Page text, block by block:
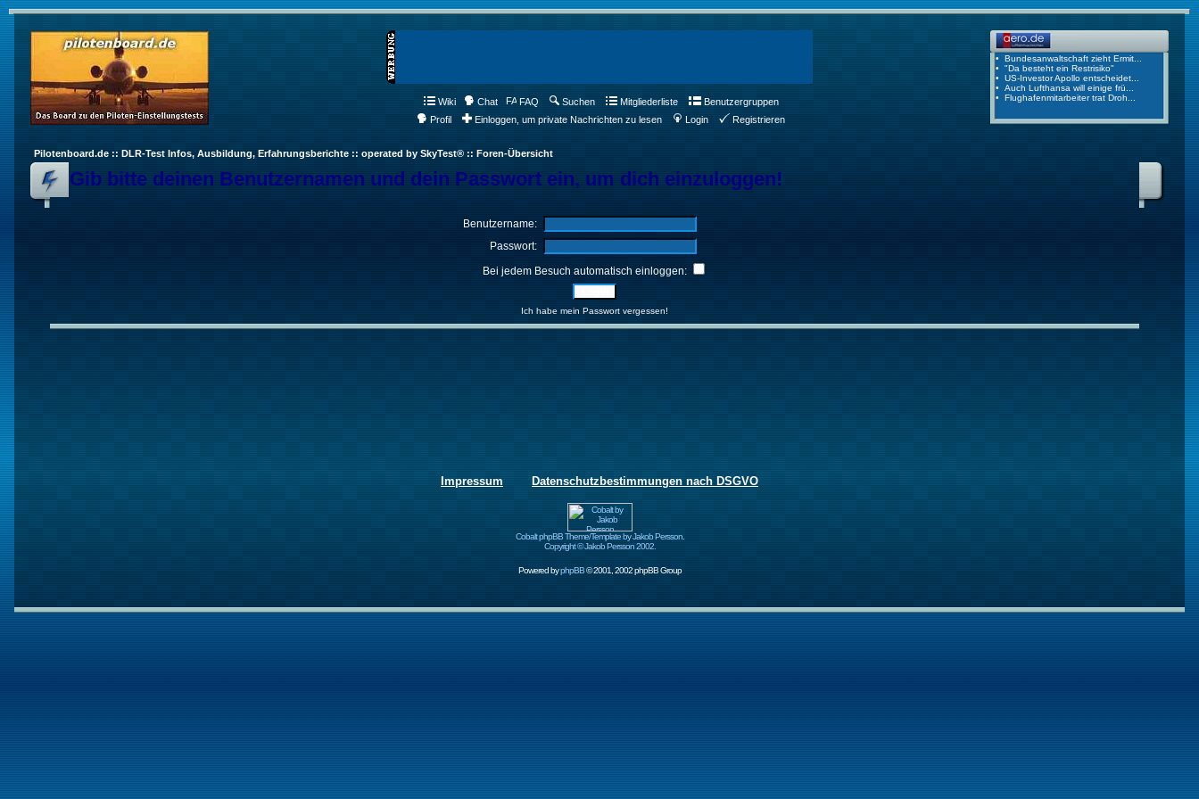
Wiki Chat FAQ Suchen Mitgliederliste
Benutzergruppen
Profil
Einloggen, um private Nachrichten zu lesen Login Registrieren
Pilotenboard.de :: DLR-Test Infos, Ausbildung, Erfahrungsberichte :: operated by SkyTest® :: Foren-Übersicht
Gib bitte deinen Benutzernamen und dein Passwort ein, um dich einzuloggen!
Benutzername:
Passwort:
Bei jedem Besuch automatisch einloggen:
Ich habe mein Passwort vergessen!
Impressum Datenschutzbestimmungen nach DSGVO
Cobalt phpBB Theme/Template by Jakob Persson.
Copyright © Jakob Persson 2002.
Powered byphpBB© 2001, 2002 phpBB Group